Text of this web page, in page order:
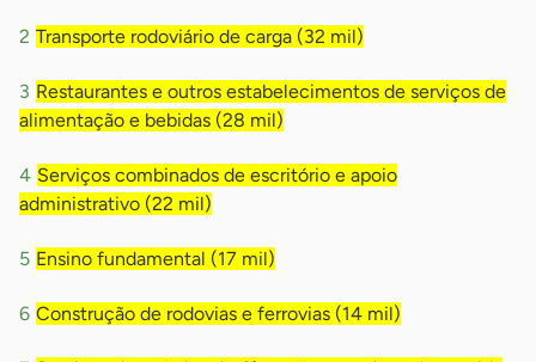
Transporte rodoviário de carga (32 mil)
Restaurantes e outros estabelecimentos de serviços de
alimentação e bebidas (28 mil)
Serviços combinados de escritório e apoio
administrativo (22 mil)
Ensino fundamental (17 mil)
Construção de rodovias e ferrovias (14 mil)